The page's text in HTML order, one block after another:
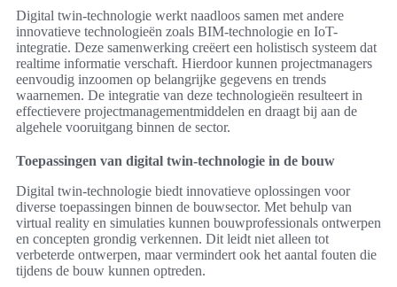
Digital twin-technologie werkt naadloos samen met andere
innovatieve technologieën zoals BIM-technologie en IoT-
integratie. Deze samenwerking creëert een holistisch systeem dat
realtime informatie verschaft. Hierdoor kunnen projectmanagers
eenvoudig inzoomen op belangrijke gegevens en trends
waarnemen. De integratie van deze technologieën resulteert in
effectievere projectmanagementmiddelen en draagt bij aan de
algehele vooruitgang binnen de sector.
Toepassingen van digital twin-technologie in de bouw
Digital twin-technologie biedt innovatieve oplossingen voor
diverse toepassingen binnen de bouwsector. Met behulp van
virtual reality en simulaties kunnen bouwprofessionals ontwerpen
en concepten grondig verkennen. Dit leidt niet alleen tot
verbeterde ontwerpen, maar vermindert ook het aantal fouten die
tijdens de bouw kunnen optreden.